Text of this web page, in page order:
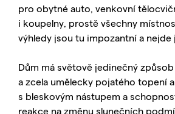
pro obytné auto, venkovní
i koupelny, prostě všechny
výhledy jsou tu impozantní a nejde
Dům má světově jedinečný
a zcela umělecky pojatého topení
s bleskovým nástupem a
reakce na změnu slunečních